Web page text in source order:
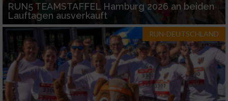
RUN5 TEAMSTAFFEL Hamburg 2026 an beiden
Lauftagen ausverkauft
RUN-DEUTSCHLAND
Verwendung reduzierter Daten zur Auswahl
IAB-Besonderheiten:
Verwendung genauer Standortdaten
Geräte anhand von aktiv angeforderten